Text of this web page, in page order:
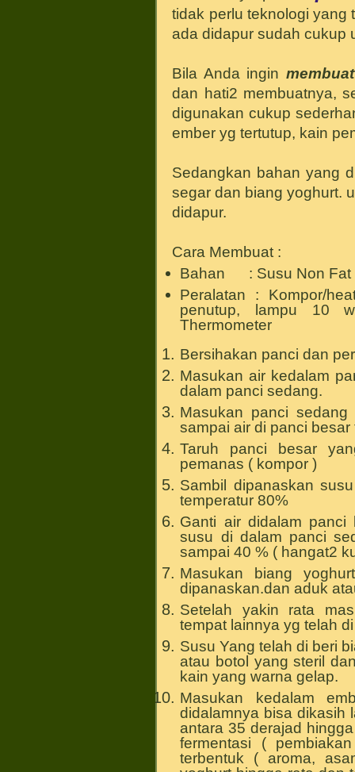
tidak perlu teknologi yang
ada didapur sudah cukup
Bila Anda ingin
dan hati2 membuatnya,
digunakan cukup
ember yg tertutup, kain
Sedangkan bahan yang
segar dan biang yoghurt.
didapur.
Cara Membuat :
Bahan : Susu Non Fat
Peralatan : Kompor/
penutup, lampu 10
Thermometer
Bersihakan panci dan
Masukan air kedalam
dalam panci sedang.
Masukan panci
sampai air di panci besar
Taruh panci besar
pemanas ( kompor )
Sambil dipanaskan
temperatur 80%
Ganti air didalam
susu di dalam panci
sampai 40 % ( hangat2
Masukan biang
dipanaskan.dan aduk
Setelah yakin rata
tempat lainnya yg telah
Susu Yang telah di beri
atau botol yang steril
kain yang warna gelap.
Masukan kedalam
didalamnya bisa dikasih
antara 35 derajad
fermentasi (
terbentuk ( aroma,